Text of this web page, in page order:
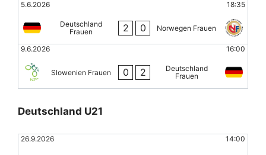
5.6.2026 18:35
Deutschland
Frauen
2 0 Norwegen Frauen
9.6.2026 16:00
Slowenien Frauen 0 2
Deutschland
Frauen
Deutschland U21
26.9.2026 14:00